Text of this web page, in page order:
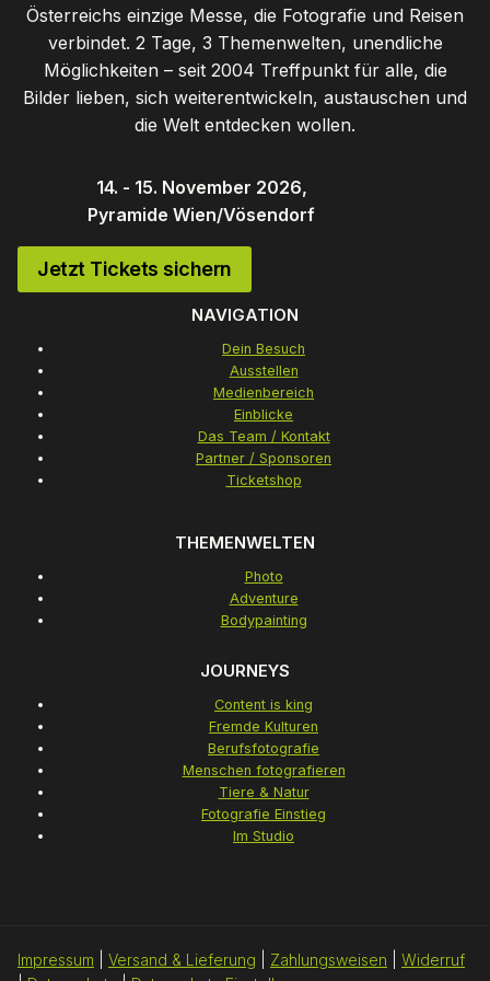
Österreichs einzige Messe, die Fotografie und Reisen
verbindet. 2 Tage, 3 Themenwelten, unendliche
Möglichkeiten – seit 2004 Treffpunkt für alle, die
Bilder lieben, sich weiterentwickeln, austauschen und
die Welt entdecken wollen.
14. - 15. November 2026,
Pyramide Wien/Vösendorf
Jetzt Tickets sichern
NAVIGATION
Dein Besuch
Ausstellen
Medienbereich
Einblicke
Das Team / Kontakt
Partner / Sponsoren
Ticketshop
THEMENWELTEN
Photo
Adventure
Bodypainting
JOURNEYS
Content is king
Fremde Kulturen
Berufsfotografie
Menschen fotografieren
Tiere & Natur
Fotografie Einstieg
Im Studio
Impressum Versand & Lieferung Zahlungsweisen
Widerruf